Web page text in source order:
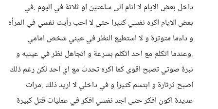
داخل بعض الايام لا انام الى ساعتين او ثلاتة في اليوم .في
بعض الايام اكره نفسي كثيرا حتى لا احب رأيت نفسي في المرأه
و داءما متوترة و لا استطيع النظر في عيني شخص امامي
.وعندما اتكلم مع احد اتكلم بسرعة و اتجاهل نظر في عينيه و
نبرة صوتي تصبح اقوى كما اكره تحدث مع اي احد لكن رغم ذلك
اصبح ثرثارة و ابتسم كثيرا و في داخلي لا اريد ذلك .مرات
عديدة اكون افكر حتى اجد نفسي افكر في عمليات قتل كبيرة